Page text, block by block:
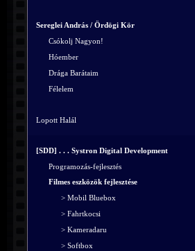
Sereglei András / Ördögi Kör
Csókolj Nagyon!
Hóember
Drága Barátaim
Félelem
Lopott Halál
[SDD] . . . Systron Digital Development
Programozás-fejlesztés
Filmes eszközök fejlesztése
> Mobil Bluebox
> Fahrtkocsi
> Kameradaru
> Softbox